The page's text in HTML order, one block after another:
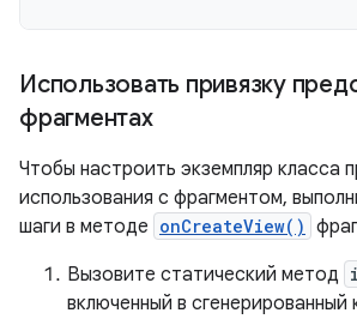
Использовать привязку
фрагментах
Чтобы настроить экземпляр класса
использования с фрагментом,
шаги в методе onCreateView()
Вызовите статический метод
включенный в сгенерированный